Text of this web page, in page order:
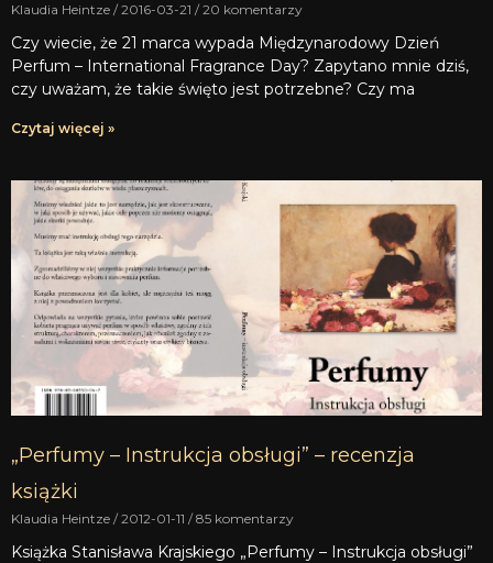
Klaudia Heintze 2016-03-21 20 komentarzy
Czy wiecie, że 21 marca wypada Międzynarodowy Dzień
Perfum – International Fragrance Day? Zapytano mnie dziś,
czy uważam, że takie święto jest potrzebne? Czy ma
Czytaj więcej »
„Perfumy – Instrukcja obsługi” – recenzja
książki
Klaudia Heintze 2012-01-11 85 komentarzy
Książka Stanisława Krajskiego „Perfumy – Instrukcja obsługi”